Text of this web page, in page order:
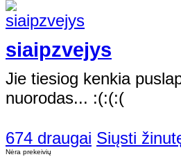
siaipzvejys
Jie tiesiog kenkia
nuorodas... :(:(:(
674 draugai Siųsti
Nėra prekeivių